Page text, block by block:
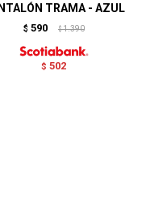
TRAMA - AZUL
$ 590 $ 1.390
$ 502